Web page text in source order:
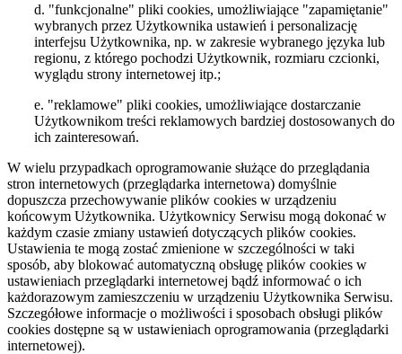
d. "funkcjonalne" pliki cookies, umożliwiające "zapamiętanie"
wybranych przez Użytkownika ustawień i personalizację
interfejsu Użytkownika, np. w zakresie wybranego języka lub
regionu, z którego pochodzi Użytkownik, rozmiaru czcionki,
wyglądu strony internetowej itp.;
e. "reklamowe" pliki cookies, umożliwiające dostarczanie
Użytkownikom treści reklamowych bardziej dostosowanych do
ich zainteresowań.
W wielu przypadkach oprogramowanie służące do przeglądania
stron internetowych (przeglądarka internetowa) domyślnie
dopuszcza przechowywanie plików cookies w urządzeniu
końcowym Użytkownika. Użytkownicy Serwisu mogą dokonać w
każdym czasie zmiany ustawień dotyczących plików cookies.
Ustawienia te mogą zostać zmienione w szczególności w taki
sposób, aby blokować automatyczną obsługę plików cookies w
ustawieniach przeglądarki internetowej bądź informować o ich
każdorazowym zamieszczeniu w urządzeniu Użytkownika Serwisu.
Szczegółowe informacje o możliwości i sposobach obsługi plików
cookies dostępne są w ustawieniach oprogramowania (przeglądarki
internetowej).